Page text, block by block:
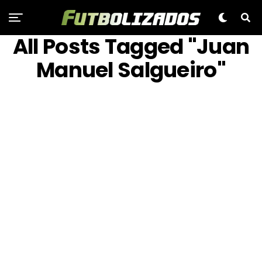
All Posts Tagged "Juan
Manuel Salgueiro"